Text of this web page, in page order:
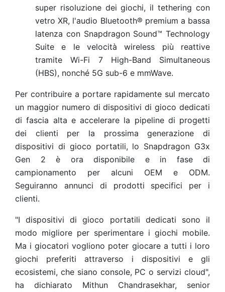
super risoluzione dei giochi, il tethering con
vetro XR, l'audio Bluetooth® premium a bassa
latenza con Snapdragon Sound™ Technology
Suite e le velocità wireless più reattive
tramite Wi-Fi 7 High-Band Simultaneous
(HBS), nonché 5G sub-6 e mmWave.
Per contribuire a portare rapidamente sul mercato
un maggior numero di dispositivi di gioco dedicati
di fascia alta e accelerare la pipeline di progetti
dei clienti per la prossima generazione di
dispositivi di gioco portatili, lo Snapdragon G3x
Gen 2 è ora disponibile e in fase di
campionamento per alcuni OEM e ODM.
Seguiranno annunci di prodotti specifici per i
clienti.
"I dispositivi di gioco portatili dedicati sono il
modo migliore per sperimentare i giochi mobile.
Ma i giocatori vogliono poter giocare a tutti i loro
giochi preferiti attraverso i dispositivi e gli
ecosistemi, che siano console, PC o servizi cloud",
ha dichiarato Mithun Chandrasekhar, senior